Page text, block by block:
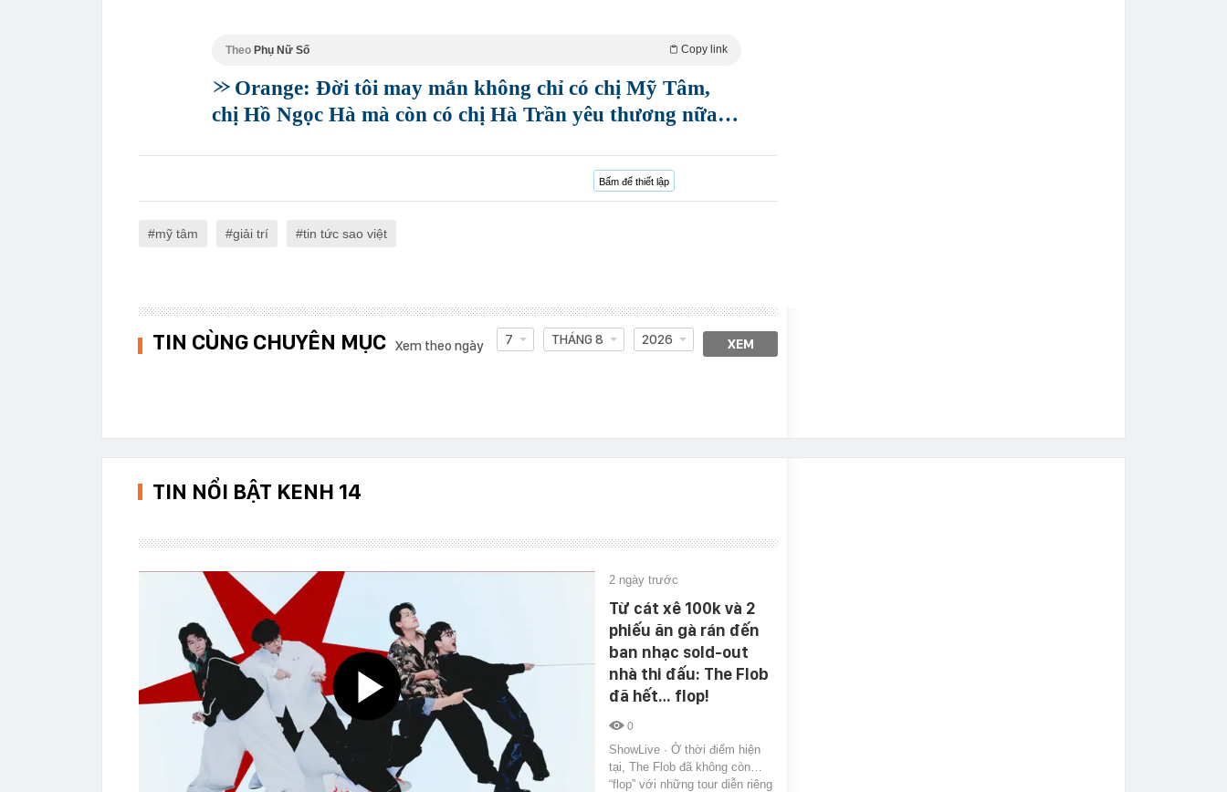
Theo Phụ Nữ Số Copy link
Orange: Đời tôi may mắn không chỉ có chị Mỹ Tâm,
chị Hồ Ngọc Hà mà còn có chị Hà Trần yêu thương nữa…
Bấm để thiết lập
mỹ tâm giải trí tin tức sao việt
TIN CÙNG CHUYÊN MỤC Xem theo ngày 7 THÁNG 8 2026 XEM
TIN NỔI BẬT KENH 14
2 ngày trước
Từ cát xê 100k và 2
phiếu ăn gà rán đến
ban nhạc sold-out
nhà thi đấu: The Flob
đã hết… flop!
0
ShowLive · Ở thời điểm hiện
tại, The Flob đã không còn…
“flop” với những tour diễn riêng